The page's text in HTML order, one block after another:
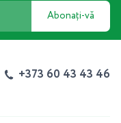
Abonați-vă
+373 60 43 43 46